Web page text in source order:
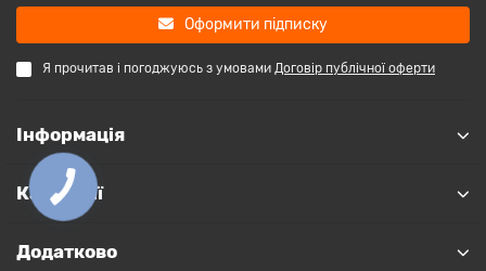
Оформити підписку
Я прочитав і погоджуюсь з умовами Договір публічної оферти
Інформація
Категорії
Додатково